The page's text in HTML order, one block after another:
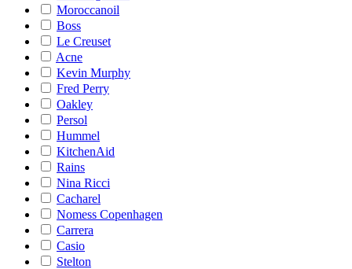
Moroccanoil
Boss
Le Creuset
Acne
Kevin Murphy
Fred Perry
Oakley
Persol
Hummel
KitchenAid
Rains
Nina Ricci
Cacharel
Nomess Copenhagen
Carrera
Casio
Stelton